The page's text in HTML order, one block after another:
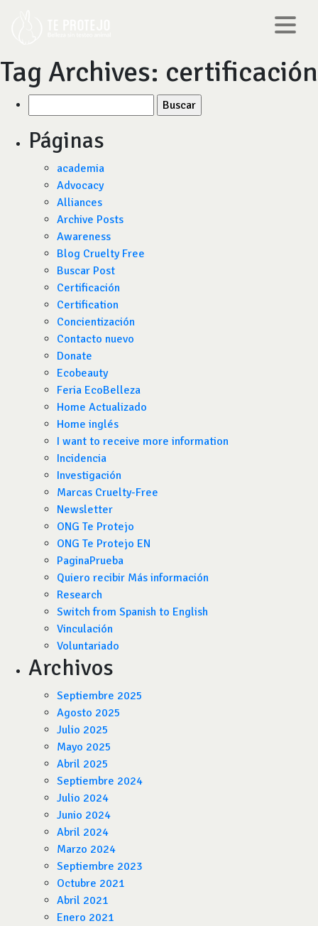
Tag Archives: certificación
por:
Páginas
academia
Advocacy
Alliances
Archive Posts
Awareness
Blog Cruelty Free
Buscar Post
Certificación
Certification
Concientización
Contacto nuevo
Donate
Ecobeauty
Feria EcoBelleza
Home Actualizado
Home inglés
I want to receive more information
Incidencia
Investigación
Marcas Cruelty-Free
Newsletter
ONG Te Protejo
ONG Te Protejo EN
PaginaPrueba
Quiero recibir Más información
Research
Switch from Spanish to English
Vinculación
Voluntariado
Archivos
Septiembre 2025
Agosto 2025
Julio 2025
Mayo 2025
Abril 2025
Septiembre 2024
Julio 2024
Junio 2024
Abril 2024
Marzo 2024
Septiembre 2023
Octubre 2021
Abril 2021
Enero 2021